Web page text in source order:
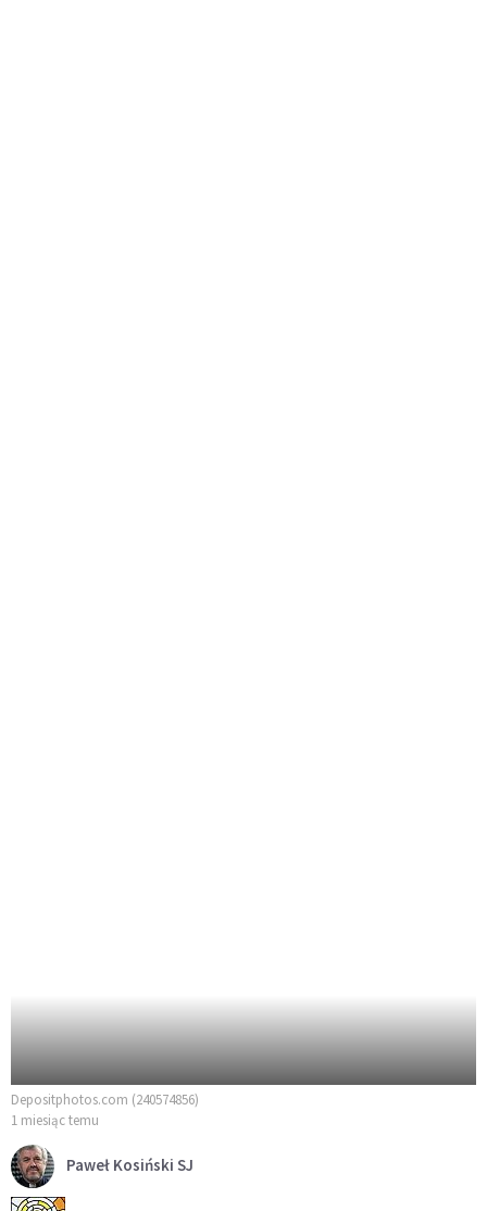
Depositphotos.com (240574856)
1 miesiąc temu
Paweł Kosiński SJ